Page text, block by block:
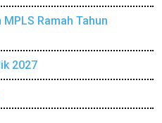
Ramah Tahun
2027